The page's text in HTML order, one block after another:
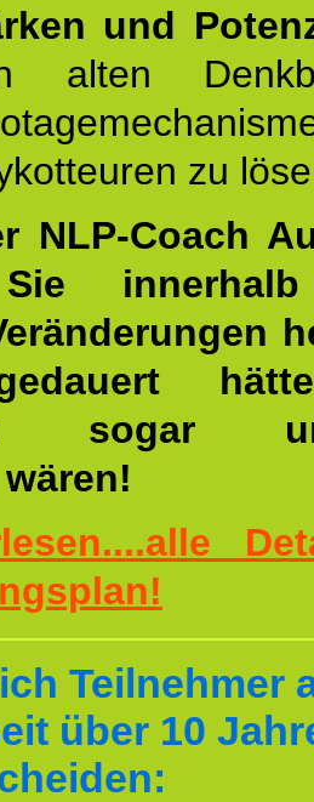
und
alten
zu
NLP-Coach
sogar
Teilnehmer
über 10